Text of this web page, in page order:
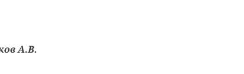
А.В.